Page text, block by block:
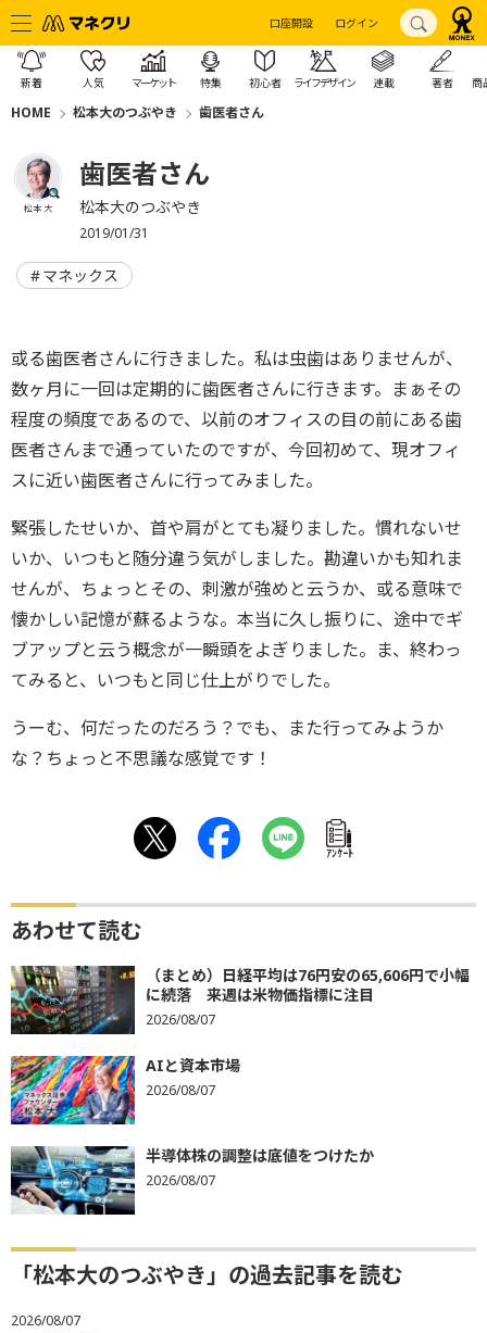
口座開設 ログイン
新着 人気 マーケット 特集 初心者 ライフデザイン 連載 著者 商
HOME 松本大のつぶやき 歯医者さん
松本 大
歯医者さん
松本大のつぶやき
2019/01/31
マネックス
或る歯医者さんに行きました。私は虫歯はありませんが、
数ヶ月に一回は定期的に歯医者さんに行きます。まぁその
程度の頻度であるので、以前のオフィスの目の前にある歯
医者さんまで通っていたのですが、今回初めて、現オフィ
スに近い歯医者さんに行ってみました。
緊張したせいか、首や肩がとても凝りました。慣れないせ
いか、いつもと随分違う気がしました。勘違いかも知れま
せんが、ちょっとその、刺激が強めと云うか、或る意味で
懐かしい記憶が蘇るような。本当に久し振りに、途中でギ
ブアップと云う概念が一瞬頭をよぎりました。ま、終わっ
てみると、いつもと同じ仕上がりでした。
うーむ、何だったのだろう？でも、また行ってみようか
な？ちょっと不思議な感覚です！
ｱﾝｹｰﾄ
あわせて読む
（まとめ）日経平均は76円安の65,606円で小幅
に続落 来週は米物価指標に注目
2026/08/07
AIと資本市場
2026/08/07
半導体株の調整は底値をつけたか
2026/08/07
「松本大のつぶやき」の過去記事を読む
2026/08/07